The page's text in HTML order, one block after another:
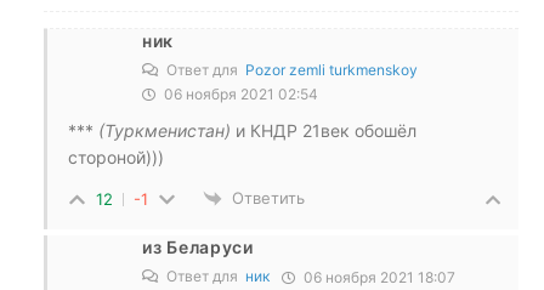
ник
Ответ для Pozor zemli turkmenskoy
06 ноября 2021 02:54
*** (Туркменистан) и КНДР 21век обошёл
стороной)))
12 -1 Ответить
из Беларуси
Ответ для ник 06 ноября 2021 18:07